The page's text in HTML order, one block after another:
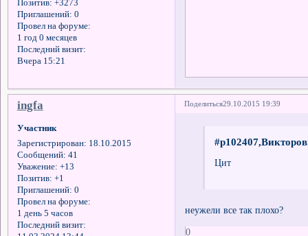
Позитив: +3273
Приглашений: 0
Провел на форуме:
1 год 0 месяцев
Последний визит:
Вчера 15:21
Поделиться29.10.2015 19:39
ingfa
Участник
Зарегистрирован: 18.10.2015
Сообщений: 41
Уважение: +13
Позитив: +1
Приглашений: 0
Провел на форуме:
1 день 5 часов
Последний визит:
Цит
неужели все так плохо?
0